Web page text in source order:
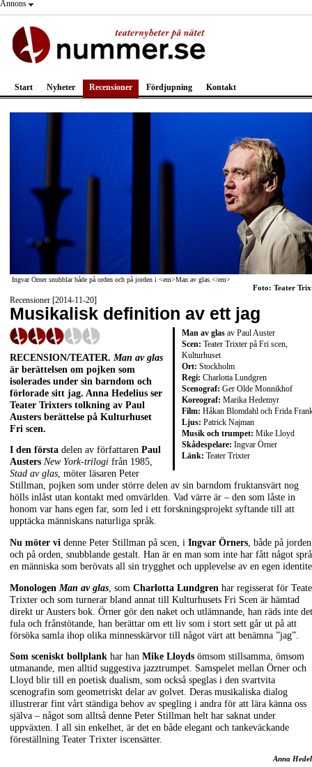
Annons
Start Nyheter Recensioner Fördjupning Kontakt
Ingvar Örner snubblar både på orden och på jorden i <em>Man av glas.</em>
Foto: Teater
Recensioner [2014-11-20]
Musikalisk definition av ett jag
Man av glas av Paul Auster
Scen: Teater Trixter på Fri scen,
Kulturhuset
Ort: Stockholm
Regi: Charlotta Lundgren
Scenograf: Ger Olde Monnikhof
Koreograf: Marika Hedemyr
Film: Håkan Blomdahl och Frida
Ljus: Patrick Najman
Musik och trumpet: Mike Lloyd
Skådespelare: Ingvar Örner
Länk: Teater Trixter
RECENSION/TEATER. Man av glas
är berättelsen om pojken som
isolerades under sin barndom och
förlorade sitt jag. Anna Hedelius ser
Teater Trixters tolkning av Paul
Austers berättelse på Kulturhuset
Fri scen.
I den första delen av författaren Paul
Austers New York-trilogi från 1985,
Stad av glas, möter läsaren Peter
Stillman, pojken som under större delen av sin barndom fruktansvärt nog
hölls inlåst utan kontakt med omvärlden. Vad värre är – den som låste in
honom var hans egen far, som led i ett forskningsprojekt syftande till att
upptäcka människans naturliga språk.
Nu möter vi denne Peter Stillman på scen, i Ingvar Örners, både på jorden
och på orden, snubblande gestalt. Han är en man som inte har fått något
en människa som berövats all sin trygghet och upplevelse av en egen
Monologen Man av glas , som Charlotta Lundgren har regisserat för
Trixter och som turnerar bland annat till Kulturhusets Fri Scen är hämtad
direkt ur Austers bok. Örner gör den naket och utlämnande, han räds inte det
fula och frånstötande, han berättar om ett liv som i stort sett går ut på att
försöka samla ihop olika minnesskärvor till något värt att benämna ”jag”.
Som sceniskt bollplank har han Mike Lloyds ömsom stillsamma, ömsom
utmanande, men alltid suggestiva jazztrumpet. Samspelet mellan Örner och
Lloyd blir till en poetisk dualism, som också speglas i den svartvita
scenografin som geometriskt delar av golvet. Deras musikaliska dialog
illustrerar fint vårt ständiga behov av spegling i andra för att lära känna oss
själva – något som alltså denne Peter Stillman helt har saknat under
uppväxten. I all sin enkelhet, är det en både elegant och tankeväckande
föreställning Teater Trixter iscensätter.
Anna